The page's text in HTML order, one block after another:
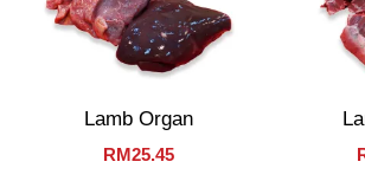
Lamb Organ
RM25.45